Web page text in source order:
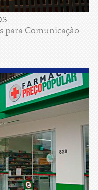
para Comunicaçào